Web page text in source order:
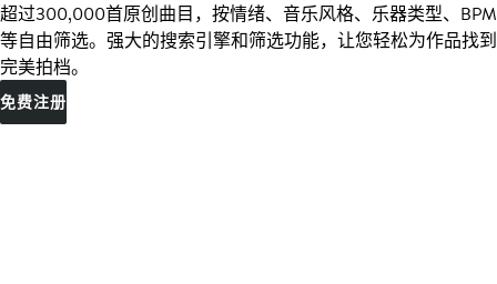
超过300,000首原创曲目，按情绪、音乐风格、乐器类型、BPM
等自由筛选。强大的搜索引擎和筛选功能，让您轻松为作品找到
完美拍档。
免费注册